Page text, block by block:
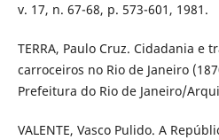
v. 17, n. 67-68, p. 573-601, 1981.
TERRA, Paulo Cruz. Cidadania e
carroceiros no Rio de Janeiro
Prefeitura do Rio de Janeiro/
VALENTE, Vasco Pulido. A